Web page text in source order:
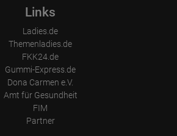
Links
Ladies.de
Themenladies.de
FKK24.de
Gummi-Express.de
Dona Carmen e.V.
Amt für Gesundheit
FIM
Partner